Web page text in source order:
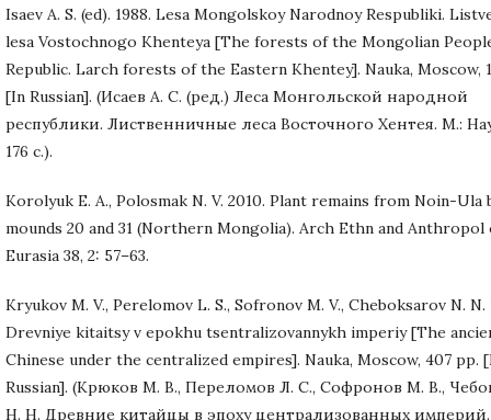
Isaev A. S. (ed). 1988. Lesa Mongolskoy Narodnoy Respubliki.
lesa Vostochnogo Khenteya [The forests of the Mongolian
Republic. Larch forests of the Eastern Khentey]. Nauka, Moscow,
[In Russian]. (Исаев А. С. (ред.) Леса Монгольской народной
республики. Лиственничные леса Восточного Хентея. М.:
176 с.).
Korolyuk E. A., Polosmak N. V. 2010. Plant remains from Noin-Ula
mounds 20 and 31 (Northern Mongolia). Arch Ethn and Anthropol
Eurasia 38, 2: 57–63.
Kryukov M. V., Perelomov L. S., Sofronov M. V., Cheboksarov N. N.
Drevniye kitaitsy v epokhu tsentralizovannykh imperiy [The
Chinese under the centralized empires]. Nauka, Moscow, 407 pp.
Russian]. (Крюков М. В., Переломов Л. С., Софронов М. В.,
Н. Н. Древние китайцы в эпоху централизованных